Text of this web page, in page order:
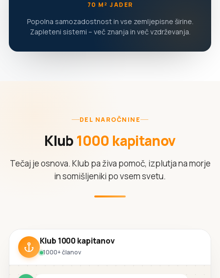
70 M² JADER
Popolna samozadostnost in vse zemljepisne širine.
Zapleteni sistemi – več znanja in več vzdrževanja.
DEL NAROČNINE
Klub 1000 kapitanov
Tečaj je osnova. Klub pa živa pomoč, izplutja na morje
in somišljeniki po vsem svetu.
Klub 1000 kapitanov
1000+ članov